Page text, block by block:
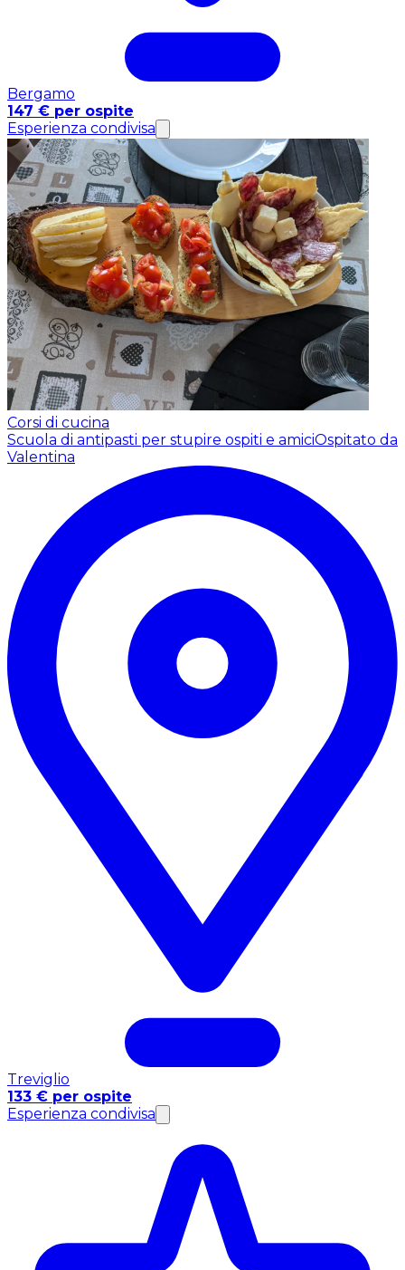
Bergamo
147 € per ospite
Esperienza condivisa
Corsi di cucina
Scuola di antipasti per stupire ospiti e amiciOspitato da
Valentina
Treviglio
133 € per ospite
Esperienza condivisa